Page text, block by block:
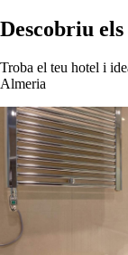
Descobriu
Troba el teu hotel i
Almeria